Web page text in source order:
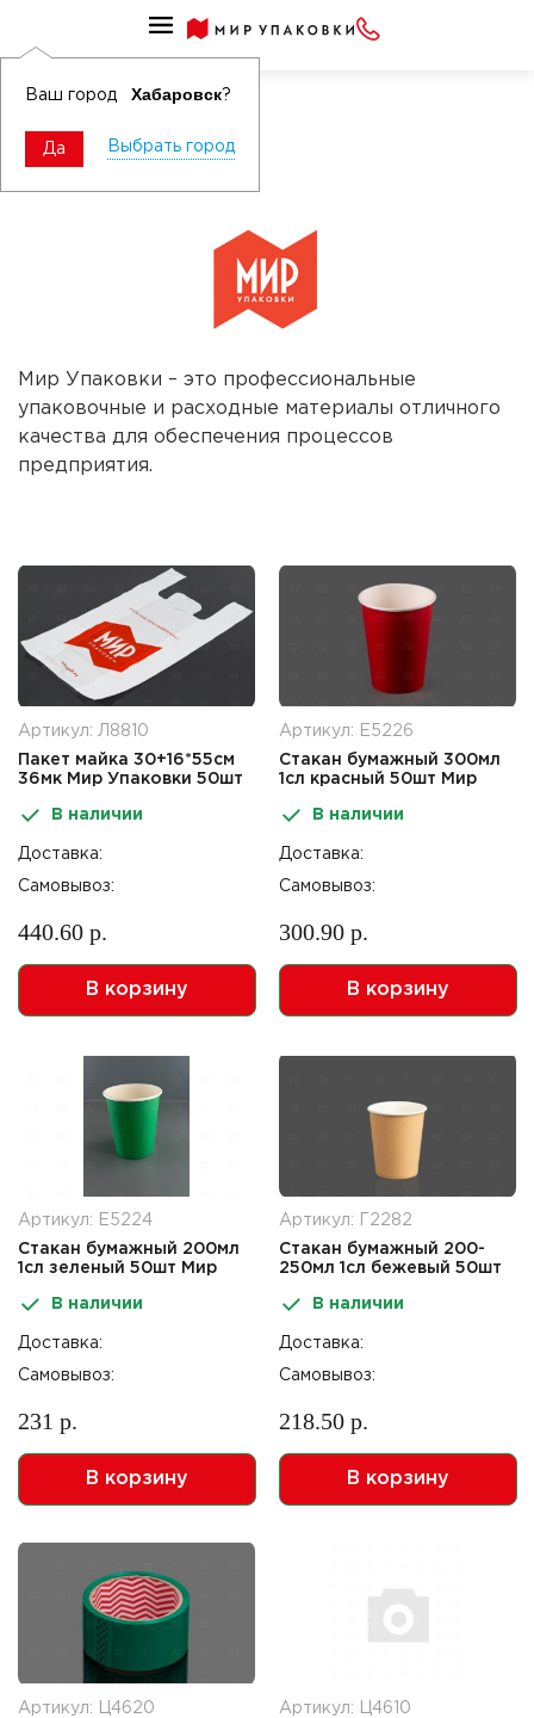
Ваш город Хабаровск?
Да Выбрать город
Наши торговые марки
Мир упаковки ТМ
Мир Упаковки – это профессиональные
упаковочные и расходные материалы отличного
качества для обеспечения процессов
предприятия.
Артикул: Л8810
Пакет майка 30+16*55см
36мк Мир Упаковки 50шт
В наличии
Доставка:
Самовывоз:
440.60 р.
В корзину
Артикул: Е5226
Стакан бумажный 300мл
1сл красный 50шт Мир
В наличии
Доставка:
Самовывоз:
300.90 р.
В корзину
Артикул: Е5224
Стакан бумажный 200мл
1сл зеленый 50шт Мир
В наличии
Доставка:
Самовывоз:
231 р.
В корзину
Артикул: Г2282
Стакан бумажный 200-
250мл 1сл бежевый 50шт
В наличии
Доставка:
Самовывоз:
218.50 р.
В корзину
Артикул: Ц4620
Артикул: Ц4610